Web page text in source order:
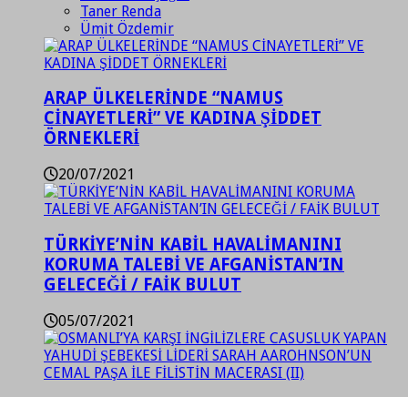
Taner Renda
Ümit Özdemir
ARAP ÜLKELERİNDE “NAMUS
CİNAYETLERİ” VE KADINA ŞİDDET
ÖRNEKLERİ
20/07/2021
TÜRKİYE’NİN KABİL HAVALİMANINI
KORUMA TALEBİ VE AFGANİSTAN’IN
GELECEĞİ / FAİK BULUT
05/07/2021